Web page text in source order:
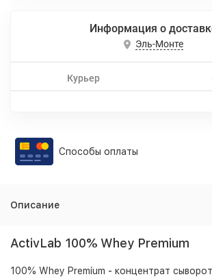
Информация о
Эль-Монте
Курьер
Способы оплаты
Описание
ActivLab 100% Whey Premium
100% Whey Premium - концентрат